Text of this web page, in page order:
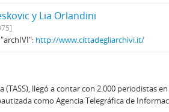
y Lia Orlandini
http://www.cittadegliarchivi.it/
(TASS), llegó a contar con 2.000 periodistas
como Agencia Telegráfica de